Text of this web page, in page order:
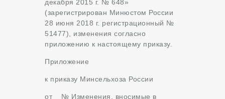
декабря 2015 г. № 648»
(зарегистрирован Минюстом России
28 июня 2018 г. регистрационный №
51477), изменения согласно
приложению к настоящему приказу.
Приложение
к приказу Минсельхоза России
от № Изменения, вносимые в